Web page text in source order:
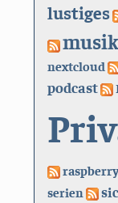
lustiges
musik
nextcloud
podcast
serien